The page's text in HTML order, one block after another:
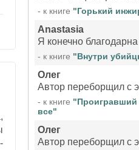
- к книге "Горький
Anastasia
- к книге "Внутри
Олег
- к книге "Проигравший
все"
Олег